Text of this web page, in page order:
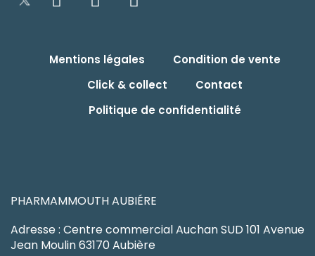
Mentions légales
Condition de vente
Click & collect
Contact
Politique de confidentialité
PHARMAMMOUTH AUBIÉRE
Adresse : Centre commercial Auchan SUD 101 Avenue
Jean Moulin 63170 Aubière